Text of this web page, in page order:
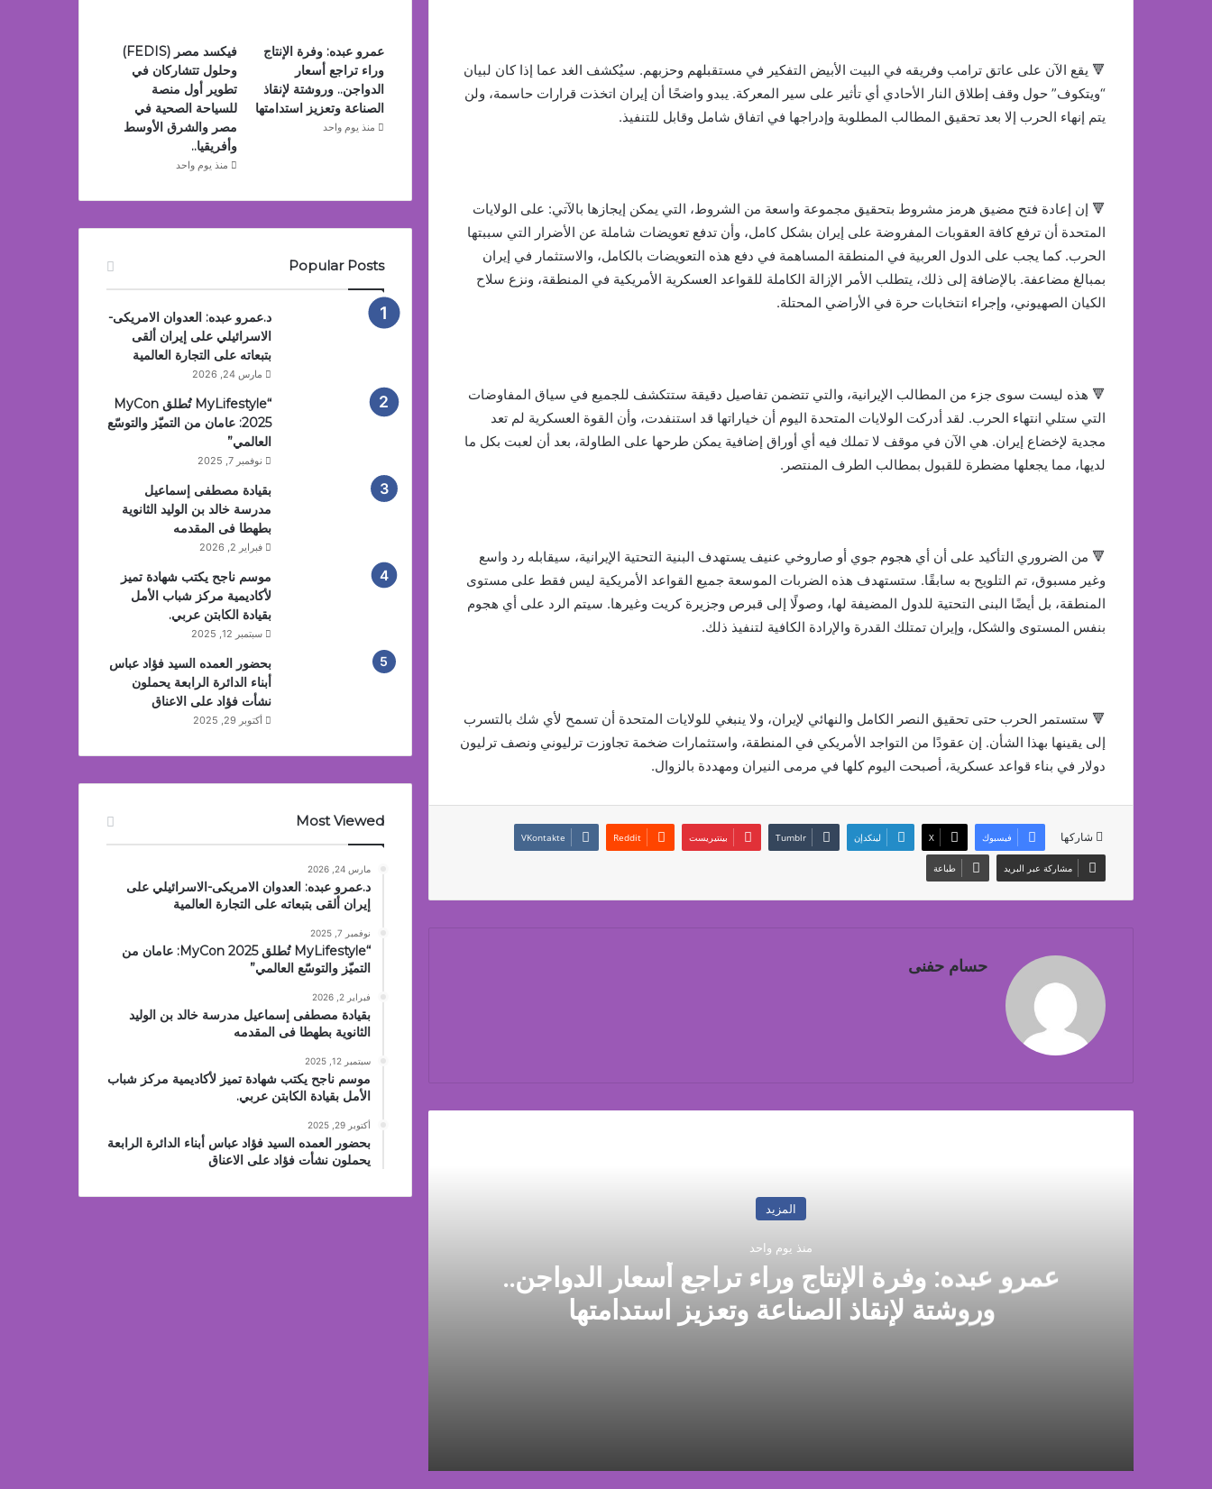
🔻 يقع الآن على عاتق ترامب وفريقه في البيت الأبيض التفكير في مستقبلهم وحزبهم. سيُكشف الغد عما إذا كان لبيان
“ويتكوف” حول وقف إطلاق النار الأحادي أي تأثير على سير المعركة. يبدو واضحًا أن إيران اتخذت قرارات حاسمة، ولن
يتم إنهاء الحرب إلا بعد تحقيق المطالب المطلوبة وإدراجها في اتفاق شامل وقابل للتنفيذ.
🔻 إن إعادة فتح مضيق هرمز مشروط بتحقيق مجموعة واسعة من الشروط، التي يمكن إيجازها بالآتي: على الولايات
المتحدة أن ترفع كافة العقوبات المفروضة على إيران بشكل كامل، وأن تدفع تعويضات شاملة عن الأضرار التي سببتها
الحرب. كما يجب على الدول العربية في المنطقة المساهمة في دفع هذه التعويضات بالكامل، والاستثمار في إيران
بمبالغ مضاعفة. بالإضافة إلى ذلك، يتطلب الأمر الإزالة الكاملة للقواعد العسكرية الأمريكية في المنطقة، ونزع سلاح
الكيان الصهيوني، وإجراء انتخابات حرة في الأراضي المحتلة.
🔻 هذه ليست سوى جزء من المطالب الإيرانية، والتي تتضمن تفاصيل دقيقة ستتكشف للجميع في سياق المفاوضات
التي ستلي انتهاء الحرب. لقد أدركت الولايات المتحدة اليوم أن خياراتها قد استنفدت، وأن القوة العسكرية لم تعد
مجدية لإخضاع إيران. هي الآن في موقف لا تملك فيه أي أوراق إضافية يمكن طرحها على الطاولة، بعد أن لعبت بكل ما
لديها، مما يجعلها مضطرة للقبول بمطالب الطرف المنتصر.
🔻 من الضروري التأكيد على أن أي هجوم جوي أو صاروخي عنيف يستهدف البنية التحتية الإيرانية، سيقابله رد واسع
وغير مسبوق، تم التلويح به سابقًا. ستستهدف هذه الضربات الموسعة جميع القواعد الأمريكية ليس فقط على مستوى
المنطقة، بل أيضًا البنى التحتية للدول المضيفة لها، وصولًا إلى قبرص وجزيرة كريت وغيرها. سيتم الرد على أي هجوم
بنفس المستوى والشكل، وإيران تمتلك القدرة والإرادة الكافية لتنفيذ ذلك.
🔻 ستستمر الحرب حتى تحقيق النصر الكامل والنهائي لإيران، ولا ينبغي للولايات المتحدة أن تسمح لأي شك بالتسرب
إلى يقينها بهذا الشأن. إن عقودًا من التواجد الأمريكي في المنطقة، واستثمارات ضخمة تجاوزت ترليوني ونصف ترليون
دولار في بناء قواعد عسكرية، أصبحت اليوم كلها في مرمى النيران ومهددة بالزوال.
شاركها فيسبوك ‫X لينكدإن بينتيريست
مشاركة عبر البريد طباعة
حسام حفنى
المزيد
منذ يوم واحد
عمرو عبده: وفرة الإنتاج وراء تراجع أسعار الدواجن..
وروشتة لإنقاذ الصناعة وتعزيز استدامتها
عمرو عبده: وفرة الإنتاج
وراء تراجع أسعار
الدواجن.. وروشتة لإنقاذ
الصناعة وتعزيز استدامتها
منذ يوم واحد
فيكسد مصر (FEDIS)
وحلول تتشاركان في
تطوير أول منصة
للسياحة الصحية في
مصر والشرق الأوسط
وأفريقيا..
منذ يوم واحد
Popular Posts
د.عمرو عبده: العدوان الامريكى-
الاسرائيلي على إيران ألقى
بتبعاته على التجارة العالمية
مارس 24, 2026
“MyLifestyle تُطلق MyCon
2025: عامان من التميّز والتوسّع
العالمي”
نوفمبر 7, 2025
بقيادة مصطفى إسماعيل
مدرسة خالد بن الوليد الثانوية
بطهطا فى المقدمه
فبراير 2, 2026
موسم ناجح يكتب شهادة تميز
لأكاديمية مركز شباب الأمل
بقيادة الكابتن عربي.
سبتمبر 12, 2025
بحضور العمده السيد فؤاد عباس
أبناء الدائرة الرابعة يحملون
نشأت فؤاد على الاعناق
أكتوبر 29, 2025
Most Viewed
مارس 24, 2026
د.عمرو عبده: العدوان الامريكى-الاسرائيلي على
إيران ألقى بتبعاته على التجارة العالمية
نوفمبر 7, 2025
“MyLifestyle تُطلق MyCon 2025: عامان من
التميّز والتوسّع العالمي”
فبراير 2, 2026
بقيادة مصطفى إسماعيل مدرسة خالد بن الوليد
الثانوية بطهطا فى المقدمه
سبتمبر 12, 2025
موسم ناجح يكتب شهادة تميز لأكاديمية مركز شباب
الأمل بقيادة الكابتن عربي.
أكتوبر 29, 2025
بحضور العمده السيد فؤاد عباس أبناء الدائرة الرابعة
يحملون نشأت فؤاد على الاعناق